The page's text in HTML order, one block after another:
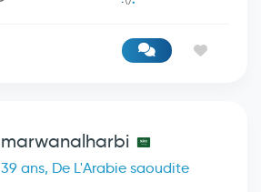
marwanalharbi
39 ans, De L'Arabie saoudite